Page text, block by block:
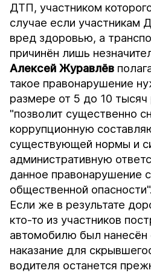
ДТП, участником
случае если участникам
вред здоровью, а
причинён лишь
Алексей Журавлёв
такое правонарушение
размере от 5 до 10 тысяч
"позволит существенно
коррупционную
существующей нормы и
административную
данное правонарушение
общественной опасности".
Если же в результате
кто-то из участников
автомобилю был
наказание для
водителя останется